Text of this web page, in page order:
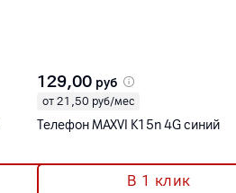
129,00 руб
от 21,50 руб/мес
Телефон MAXVI K15n 4G синий
В 1 клик